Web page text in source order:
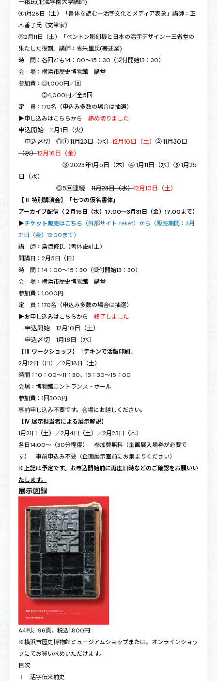
一祐氏(北海学園大学講師)
④1月28日（土）「書体を読む―活字文化とメディア表象」講師：正
木香子氏（文筆家）
⑤2月11日（土）「ベントン彫刻機と日本の活字デザイン－三省堂の
果たした役割」講師：雪朱里氏(著述業)
時 間：各回とも14：00～15：30（受付開始13：30）
会 場：横浜市歴史博物館 講堂
参加費：◎1,000円／回
◎4,000円／全5回
定 員：170名（申込み多数の場合は抽選）
▶申し込みはこちらから 締め切りました
申込開始 11月1日（火）
申込〆切 ◎①11月23日（水）12月10日（土） ②11月30日
（水）12月16日（金）
③ 2023年1月5日（木） ④ 1月11日（水）⑤ 1月25
日（水）
◎5回連続11月23日（水）12月10日（土）
【Ⅱ 特別講演会】「七つの仮名書体」
アーカイブ配信（２月15日（水）17:00～3月31日（金）17:00まで）
▶チケット販売はこちら （外部サイト teket）から（販売期間：3月
31日（金）12:00まで）
講 師：鳥海修氏（書体設計士）
開講日：2月5日（日）
時 間：14：00～15：30（受付開始13：30）
会 場：横浜市歴史博物館 講堂
参加費：1,000円
定 員：170名（申込み多数の場合は抽選）
▶お申し込みはこちらから 終了しました
申込開始 12月10日（土）
申込〆切 1月18日（水）
【Ⅲ ワークショップ】「テキンで活版印刷」
2月12日（日）／2月18日（土）
時間：10：00〜11：30、13：30〜15：00
会場：博物館エントランス・ホール
参加費：1回300円
事前申し込み不要です。会場にお越しください。
【Ⅳ 展示担当者による展示解説】
1月21日（土）／2月4日（土）／2月23日（木）
各日14:00～（30分程度） 参加費無料（企画展入場券が必要で
す） 事前申込み不要（企画展示室前にお集まりください）
※上記は予定です。お申込開始前に再度日時などのご確認をお願いい
たします。
展示図録
A4判、96頁、税込1,800円
※横浜市歴史博物館ミュージアムショップまたは、オンラインショッ
プにてお買い求めいただけます。
目次
Ⅰ 活字伝来前史